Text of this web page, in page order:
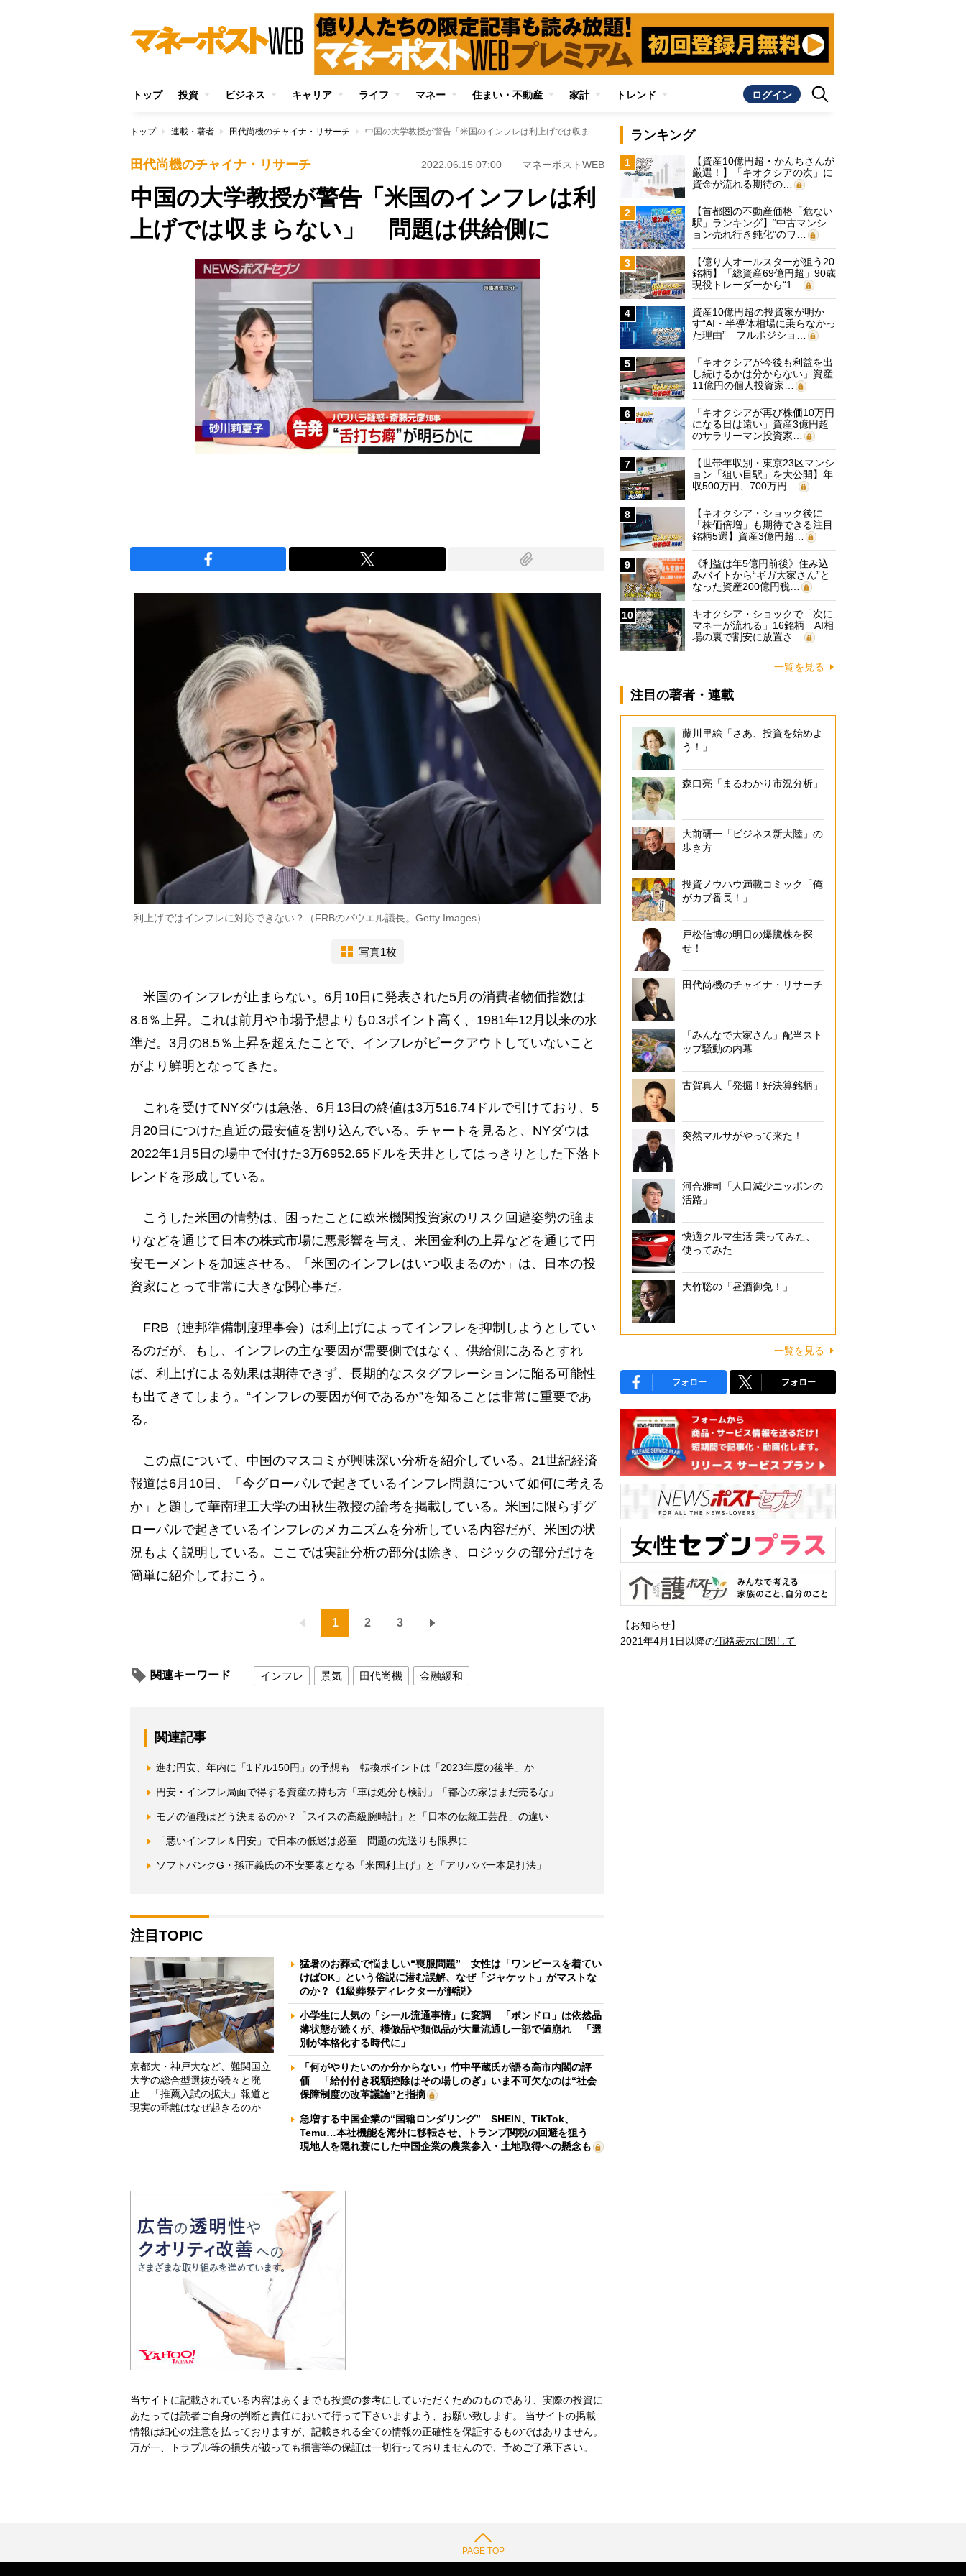
トップ 投資 ビジネス キャリア ライフ マネー 住まい・不動産 家計 トレンド ログイン
トップ 連載・著者 田代尚機のチャイナ・リサーチ 中国の大学教授が警告「米国のインフレは利上げでは収まらない」 問題は供給側に
田代尚機のチャイナ・リサーチ 2022.06.15 07:00 マネーポストWEB
中国の大学教授が警告「米国のインフレは利
上げでは収まらない」 問題は供給側に
利上げではインフレに対応できない？（FRBのパウエル議長。Getty Images）
写真1枚
米国のインフレが止まらない。6月10日に発表された5月の消費者物価指数は
8.6％上昇。これは前月や市場予想よりも0.3ポイント高く、1981年12月以来の水
準だ。3月の8.5％上昇を超えたことで、インフレがピークアウトしていないこと
がより鮮明となってきた。
これを受けてNYダウは急落、6月13日の終値は3万516.74ドルで引けており、5
月20日につけた直近の最安値を割り込んでいる。チャートを見ると、NYダウは
2022年1月5日の場中で付けた3万6952.65ドルを天井としてはっきりとした下落ト
レンドを形成している。
こうした米国の情勢は、困ったことに欧米機関投資家のリスク回避姿勢の強ま
りなどを通じて日本の株式市場に悪影響を与え、米国金利の上昇などを通じて円
安モーメントを加速させる。「米国のインフレはいつ収まるのか」は、日本の投
資家にとって非常に大きな関心事だ。
FRB（連邦準備制度理事会）は利上げによってインフレを抑制しようとしてい
るのだが、もし、インフレの主な要因が需要側ではなく、供給側にあるとすれ
ば、利上げによる効果は期待できず、長期的なスタグフレーションに陥る可能性
も出てきてしまう。“インフレの要因が何であるか”を知ることは非常に重要であ
る。
この点について、中国のマスコミが興味深い分析を紹介している。21世紀経済
報道は6月10日、「今グローバルで起きているインフレ問題について如何に考える
か」と題して華南理工大学の田秋生教授の論考を掲載している。米国に限らずグ
ローバルで起きているインフレのメカニズムを分析している内容だが、米国の状
況もよく説明している。ここでは実証分析の部分は除き、ロジックの部分だけを
簡単に紹介しておこう。
1 2 3
関連キーワード インフレ 景気 田代尚機 金融緩和
関連記事
進む円安、年内に「1ドル150円」の予想も 転換ポイントは「2023年度の後半」か
円安・インフレ局面で得する資産の持ち方「車は処分も検討」「都心の家はまだ売るな」
モノの値段はどう決まるのか？「スイスの高級腕時計」と「日本の伝統工芸品」の違い
「悪いインフレ＆円安」で日本の低迷は必至 問題の先送りも限界に
ソフトバンクG・孫正義氏の不安要素となる「米国利上げ」と「アリババ一本足打法」
注目TOPIC
京都大・神戸大など、難関国立
大学の総合型選抜が続々と廃
止 「推薦入試の拡大」報道と
現実の乖離はなぜ起きるのか
猛暑のお葬式で悩ましい“喪服問題” 女性は「ワンピースを着てい
けばOK」という俗説に潜む誤解、なぜ「ジャケット」がマストな
のか？《1級葬祭ディレクターが解説》
小学生に人気の「シール流通事情」に変調 「ボンドロ」は依然品
薄状態が続くが、模倣品や類似品が大量流通し一部で値崩れ 「選
別が本格化する時代に」
「何がやりたいのか分からない」竹中平蔵氏が語る高市内閣の評
価 「給付付き税額控除はその場しのぎ」いま不可欠なのは“社会
保障制度の改革議論”と指摘
急増する中国企業の“国籍ロンダリング” SHEIN、TikTok、
Temu…本社機能を海外に移転させ、トランプ関税の回避を狙う
現地人を隠れ蓑にした中国企業の農業参入・土地取得への懸念も
当サイトに記載されている内容はあくまでも投資の参考にしていただくためのものであり、実際の投資に
あたっては読者ご自身の判断と責任において行って下さいますよう、お願い致します。 当サイトの掲載
情報は細心の注意を払っておりますが、記載される全ての情報の正確性を保証するものではありません。
万が一、トラブル等の損失が被っても損害等の保証は一切行っておりませんので、予めご了承下さい。
ランキング
1
【資産10億円超・かんちさんが
厳選！】「キオクシアの次」に
資金が流れる期待の…
2
【首都圏の不動産価格「危ない
駅」ランキング】“中古マンシ
ョン売れ行き鈍化”のワ…
3
【億り人オールスターが狙う20
銘柄】「総資産69億円超」90歳
現役トレーダーから“1…
4
資産10億円超の投資家が明か
す“AI・半導体相場に乗らなかっ
た理由” フルポジショ…
5
「キオクシアが今後も利益を出
し続けるかは分からない」資産
11億円の個人投資家…
6
「キオクシアが再び株価10万円
になる日は遠い」資産3億円超
のサラリーマン投資家…
7
【世帯年収別・東京23区マンシ
ョン「狙い目駅」を大公開】年
収500万円、700万円…
8
【キオクシア・ショック後に
「株価倍増」も期待できる注目
銘柄5選】資産3億円超…
9
《利益は年5億円前後》住み込
みバイトから“ギガ大家さん”と
なった資産200億円税…
10
キオクシア・ショックで「次に
マネーが流れる」16銘柄 AI相
場の裏で割安に放置さ…
一覧を見る
注目の著者・連載
藤川里絵「さあ、投資を始めよ
う！」
森口亮「まるわかり市況分析」
大前研一「ビジネス新大陸」の
歩き方
投資ノウハウ満載コミック「俺
がカブ番長！」
戸松信博の明日の爆騰株を探
せ！
田代尚機のチャイナ・リサーチ
「みんなで大家さん」配当スト
ップ騒動の内幕
古賀真人「発掘！好決算銘柄」
突然マルサがやって来た！
河合雅司「人口減少ニッポンの
活路」
快適クルマ生活 乗ってみた、
使ってみた
大竹聡の「昼酒御免！」
一覧を見る
フォロー フォロー
【お知らせ】
2021年4月1日以降の価格表示に関して
PAGE TOP